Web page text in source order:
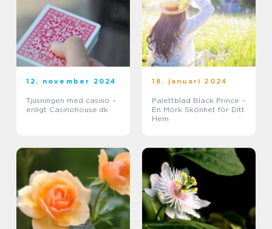
12. november 2024
Tjusningen med casino –
enligt Casinohouse.dk
18. januari 2024
Palettblad Black Prince –
En Mörk Skönhet för Ditt
Hem